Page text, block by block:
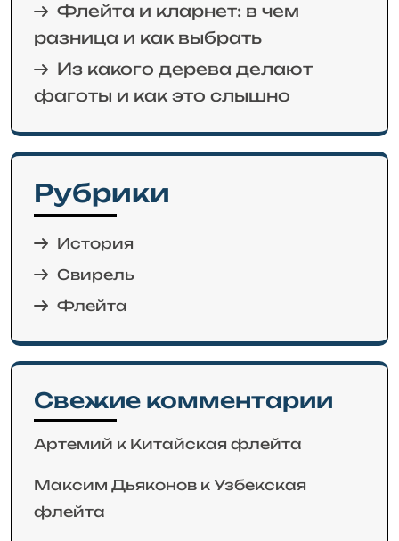
Флейта и кларнет: в чем
разница и как выбрать
Из какого дерева делают
фаготы и как это слышно
Рубрики
История
Свирель
Флейта
Свежие комментарии
Артемий к Китайская флейта
Максим Дьяконов к Узбекская
флейта